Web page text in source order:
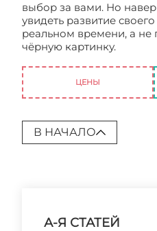
выбор за вами. Но
увидеть развитие
реальном времени, а не
чёрную картинку.
ЦЕНЫ
В НАЧАЛО
А-Я СТАТЕЙ